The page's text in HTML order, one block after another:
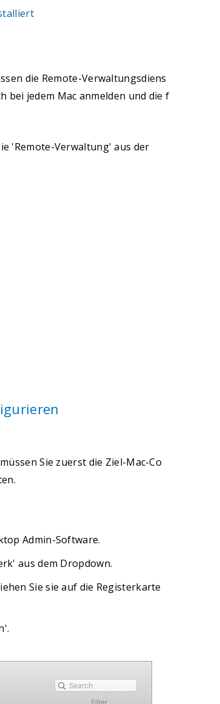
die Remote-Verwaltungsdiens
bei jedem Mac anmelden und die f
'Remote-Verwaltung' aus der
Sie zuerst die Ziel-Mac-Co
Admin-Software.
aus dem Dropdown.
Sie sie auf die Registerkarte